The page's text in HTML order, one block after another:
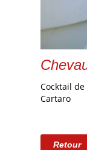
Cocktail
Cartaro
Retour